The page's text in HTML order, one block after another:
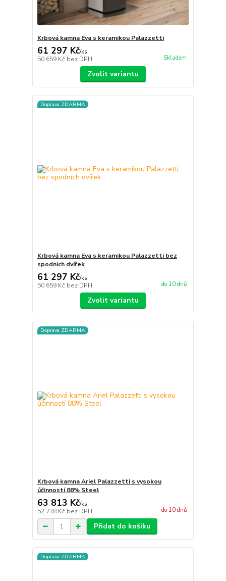
Krbová kamna Eva s keramikou Palazzetti
61 297 Kč/ks
50 659 Kč bez DPH Skladem
Zvolit variantu
Doprava ZDARMA
Krbová kamna Eva s keramikou Palazzetti bez
spodních dvířek
61 297 Kč/ks
50 659 Kč bez DPH do 10 dnů
Zvolit variantu
Doprava ZDARMA
Krbová kamna Ariel Palazzetti s vysokou
účinností 88% Steel
63 813 Kč/ks
52 738 Kč bez DPH do 10 dnů
Přidat do košíku
Doprava ZDARMA